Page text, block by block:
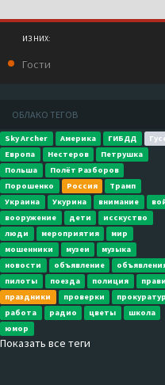
ИЗ НИХ:
Гости
ОБЛАКО ТЕГОВ
Sky Archer Америка ГИБДД
Европа
Нестеров
Петрушка
Польша
Полёт Разборов
Порошенко
Россия
Трамп
Украина
Укурина внимание
вооружение
дети
исскуство
люди
мероприятия
мир
мошенники
музеи
музыка
новости
объявление
пилоты
поезда полиция
праздники
проверки
работа
радио цветы
школа
юмор
Показать все теги